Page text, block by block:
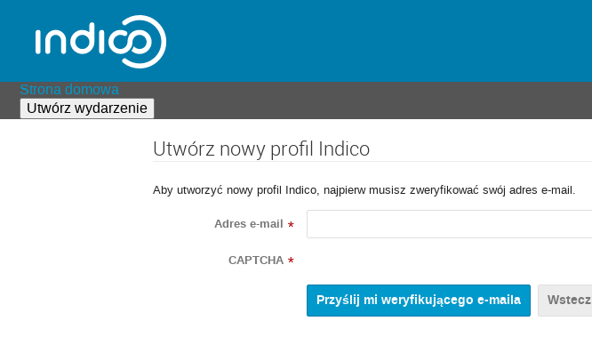
Strona domowa
Utwórz wydarzenie
Utwórz nowy profil Indico
Aby utworzyć nowy profil Indico, najpierw musisz zweryfikować swój adres e-mail.
Adres e-mail *
CAPTCHA *
Wstecz